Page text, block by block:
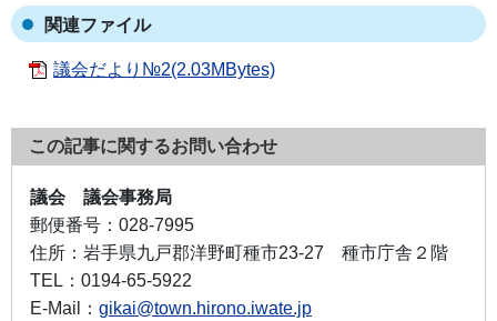
関連ファイル
議会だより№2(2.03MBytes)
この記事に関するお問い合わせ
議会 議会事務局
郵便番号： 028-7995
住所： 岩手県九戸郡洋野町種市23-27 種市庁舎２階
TEL： 0194-65-5922
E-Mail： gikai@town.hirono.iwate.jp